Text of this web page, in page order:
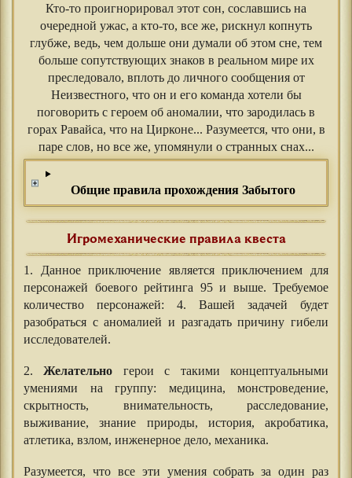
Кто-то проигнорировал этот сон, сославшись на
очередной ужас, а кто-то, все же, рискнул копнуть
глубже, ведь, чем дольше они думали об этом сне, тем
больше сопутствующих знаков в реальном мире их
преследовало, вплоть до личного сообщения от
Неизвестного, что он и его команда хотели бы
поговорить с героем об аномалии, что зародилась в
горах Равайса, что на Цирконе... Разумеется, что они, в
паре слов, но все же, упомянули о странных снах...
Общие правила прохождения Забытого
Игромеханические правила квеста
1. Данное приключение является приключением для
персонажей боевого рейтинга 95 и выше. Требуемое
количество персонажей: 4. Вашей задачей будет
разобраться с аномалией и разгадать причину гибели
исследователей.
2.Желательно герои с такими концептуальными
умениями на группу: медицина, монстроведение,
скрытность, внимательность, расследование,
выживание, знание природы, история, акробатика,
атлетика, взлом, инженерное дело, механика.
Разумеется, что все эти умения собрать за один раз